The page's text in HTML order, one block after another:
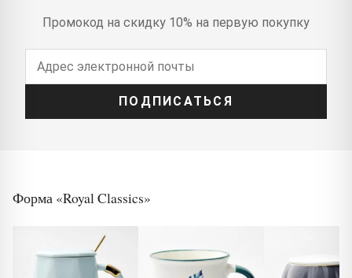
Промокод на скидку 10% на первую покупку
ПОДПИСАТЬСЯ
Форма «Royal Classics»